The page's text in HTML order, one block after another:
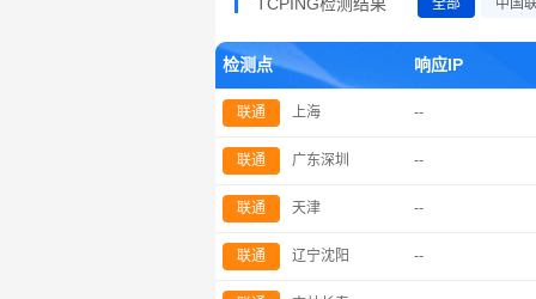
全部 中国
检测点 响应IP
联通 上海 --
联通 广东深圳 --
联通 天津 --
联通 辽宁沈阳 --